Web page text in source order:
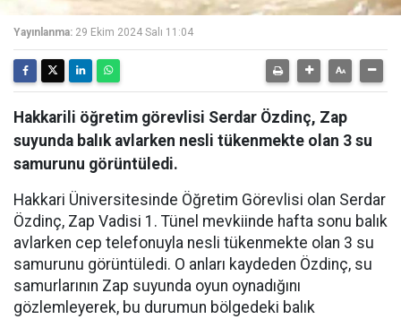
Yayınlanma: 29 Ekim 2024 Salı 11:04
Hakkarili öğretim görevlisi Serdar Özdinç, Zap
suyunda balık avlarken nesli tükenmekte olan 3 su
samurunu görüntüledi.
Hakkari Üniversitesinde Öğretim Görevlisi olan Serdar
Özdinç, Zap Vadisi 1. Tünel mevkiinde hafta sonu balık
avlarken cep telefonuyla nesli tükenmekte olan 3 su
samurunu görüntüledi. O anları kaydeden Özdinç, su
samurlarının Zap suyunda oyun oynadığını
gözlemleyerek, bu durumun bölgedeki balık